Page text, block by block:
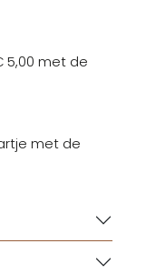
5,00 met de
met de